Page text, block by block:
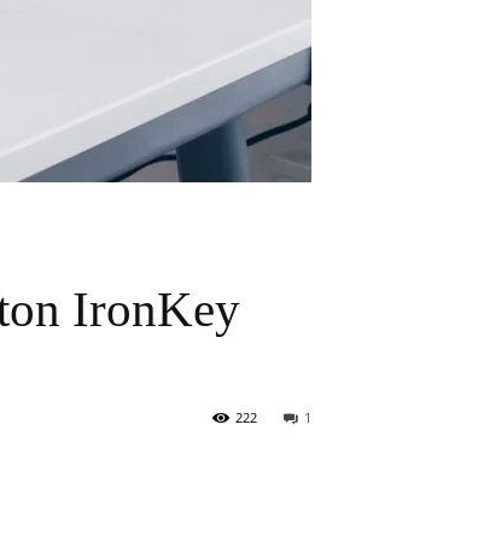
IronKey
1
222